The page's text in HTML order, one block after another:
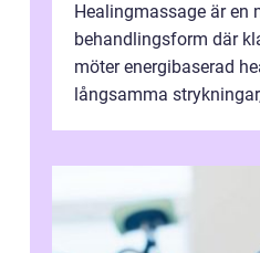
Healingmassage är en
behandlingsform där
möter energibaserad
långsamma